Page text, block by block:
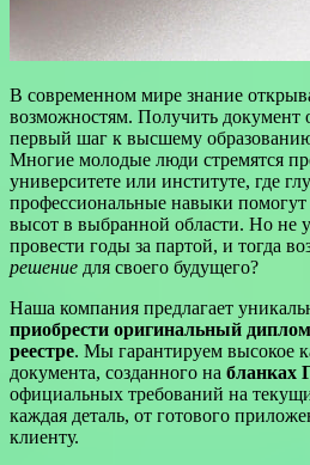
В современном мире знание
возможностям. Получить документ
первый шаг к высшему
Многие молодые люди стремятся
университете или институте, где
профессиональные навыки
высот в выбранной области. Но не
провести годы за партой, и тогда
решение для своего будущего?
Наша компания предлагает
приобрести оригинальный диплом
реестре. Мы гарантируем высокое
документа, созданного на
официальных требований на
каждая деталь, от готового
клиенту.